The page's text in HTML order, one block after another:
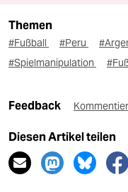
Themen
#Fußball #Peru
#Spielmanipulation
Feedback
Diesen Artikel teilen